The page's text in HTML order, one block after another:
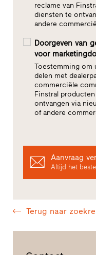
reclame van
diensten te
andere
Doorgeven van
voor
Toestemming om
delen met
commerciële
Finstral
ontvangen via
of andere
Aanvraag
Altijd het
Terug naar